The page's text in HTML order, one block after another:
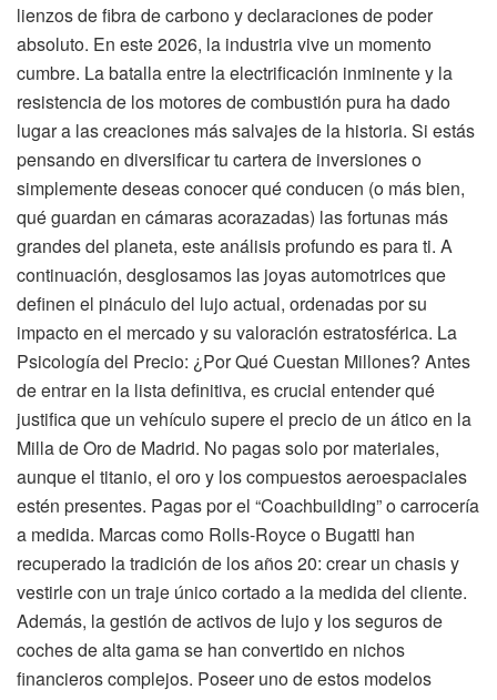
lienzos de fibra de carbono y declaraciones de poder
absoluto. En este 2026, la industria vive un momento
cumbre. La batalla entre la electrificación inminente y la
resistencia de los motores de combustión pura ha dado
lugar a las creaciones más salvajes de la historia. Si estás
pensando en diversificar tu cartera de inversiones o
simplemente deseas conocer qué conducen (o más bien,
qué guardan en cámaras acorazadas) las fortunas más
grandes del planeta, este análisis profundo es para ti. A
continuación, desglosamos las joyas automotrices que
definen el pináculo del lujo actual, ordenadas por su
impacto en el mercado y su valoración estratosférica. La
Psicología del Precio: ¿Por Qué Cuestan Millones? Antes
de entrar en la lista definitiva, es crucial entender qué
justifica que un vehículo supere el precio de un ático en la
Milla de Oro de Madrid. No pagas solo por materiales,
aunque el titanio, el oro y los compuestos aeroespaciales
estén presentes. Pagas por el “Coachbuilding” o carrocería
a medida. Marcas como Rolls-Royce o Bugatti han
recuperado la tradición de los años 20: crear un chasis y
vestirle con un traje único cortado a la medida del cliente.
Además, la gestión de activos de lujo y los seguros de
coches de alta gama se han convertido en nichos
financieros complejos. Poseer uno de estos modelos